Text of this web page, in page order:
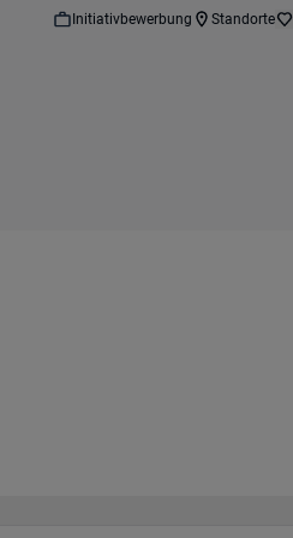
Initiativbewerbung Standorte